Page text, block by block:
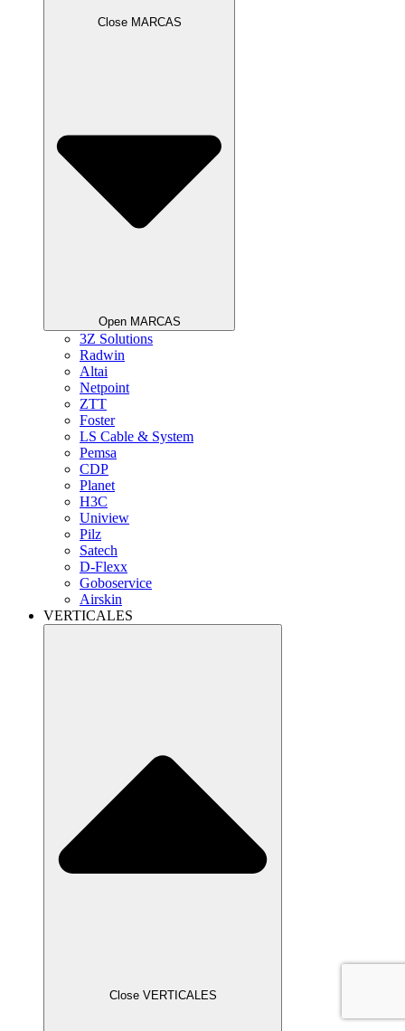
Close MARCAS
Open MARCAS
3Z Solutions
Radwin
Altai
Netpoint
ZTT
Foster
LS Cable & System
Pemsa
CDP
Planet
H3C
Uniview
Pilz
Satech
D-Flexx
Goboservice
Airskin
VERTICALES
Close VERTICALES